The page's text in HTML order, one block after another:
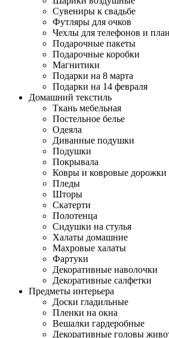
Сувениры к свадьбе
Футляры для очков
Чехлы для телефонов и
Подарочные пакеты
Подарочные коробки
Магнитики
Подарки на 8 марта
Подарки на 14 февраля
Домашний текстиль
Ткань мебельная
Постельное белье
Одеяла
Диванные подушки
Подушки
Покрывала
Ковры и ковровые дорожки
Пледы
Шторы
Скатерти
Полотенца
Сидушки на стулья
Халаты домашние
Махровые халаты
Фартуки
Декоративные наволочки
Декоративные салфетки
Предметы интерьера
Доски гладильные
Пленки на окна
Вешалки гардеробные
Декоративные головы